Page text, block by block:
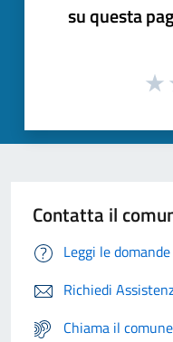
su questa
Contatta il
Leggi le
Richiedi
Chiama il